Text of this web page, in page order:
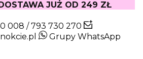
JUŻ OD 249 ZŁ
008 /793 730 270
Grupy WhatsApp